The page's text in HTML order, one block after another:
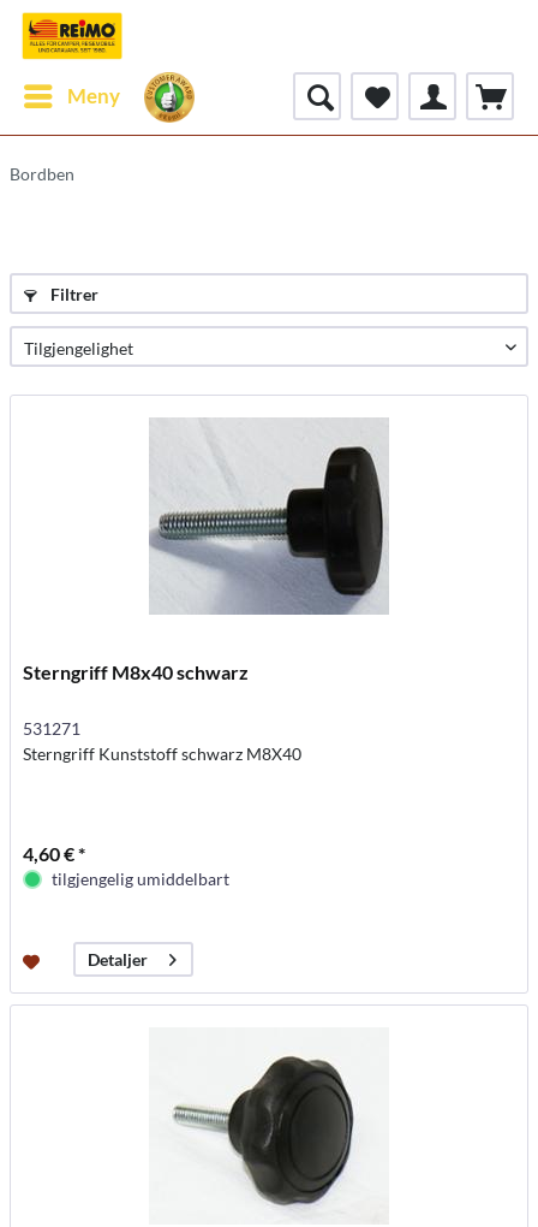
Meny
Bordben
Filtrer
Sterngriff M8x40 schwarz
531271
Sterngriff Kunststoff schwarz M8X40
4,60 € *
tilgjengelig umiddelbart
Detaljer